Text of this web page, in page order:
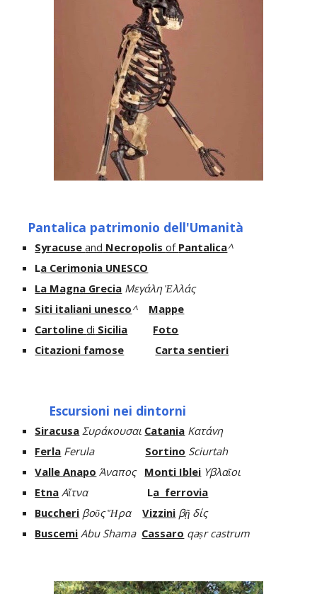
Pantalica patrimonio dell'Umanità
Syracuseand Necropolisof Pantalica^
La Cerimonia UNESCO
La Magna Grecia Μεγάλη Ἑλλάς
Siti italiani unesco^
Mappe
Cartolinedi Sicilia
Foto
Citazioni famose
Carta sentieri
Escursioni nei dintorni
Siracusa Συράκουσαι Catania Kατάvη
Ferla Ferula Sortino Sciurtah
Valle Anapo Άναπος Monti Iblei Υβλαῖοι
Etna Aἴτνα La ferrovia
Buccheri βοῦς ἭραVizzini βῇ δίς
Buscemi Abu Shama Cassaro qaṣr castrum